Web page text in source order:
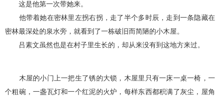
这是他第一次带她来。
他带着她在密林里左拐右拐，走了半个多时辰，走到一条隐藏在
密林最深处的泉水旁，就看到了一栋破旧而简陋的小木屋。
吕素文虽然也是在村子里生长的，却从来没有到这地方来过。
木屋的小门上一把生了锈的大锁，木屋里只有一床一桌一椅，一
个粗碗，一盏瓦灯和一个红泥的火炉，每样东西都积满了灰尘，屋角